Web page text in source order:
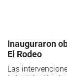
Inauguraron
El Rodeo
Las